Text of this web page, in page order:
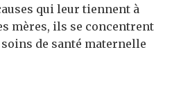
qui leur tiennent à
mères, ils se concentrent
de santé maternelle